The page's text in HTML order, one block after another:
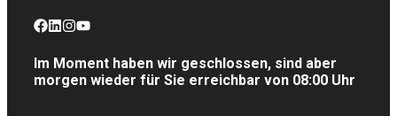
Im Moment haben wir geschlossen, sind aber
morgen wieder für Sie erreichbar von 08:00 Uhr